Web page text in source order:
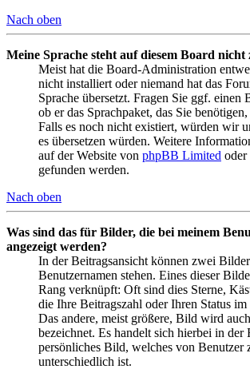
Nach oben
Meine Sprache steht auf diesem Board
Meist hat die Board-Administration
nicht installiert oder niemand hat das
Sprache übersetzt. Fragen Sie ggf. einen
ob er das Sprachpaket, das Sie
Falls es noch nicht existiert, würden wir
es übersetzen würden. Weitere
auf der Website von phpBB Limited oder
gefunden werden.
Nach oben
Was sind das für Bilder, die bei meinem
angezeigt werden?
In der Beitragsansicht können zwei
Benutzernamen stehen. Eines dieser
Rang verknüpft: Oft sind dies Sterne,
die Ihre Beitragszahl oder Ihren Status im
Das andere, meist größere, Bild wird
bezeichnet. Es handelt sich hierbei in der
persönliches Bild, welches von Benutzer
unterschiedlich ist.